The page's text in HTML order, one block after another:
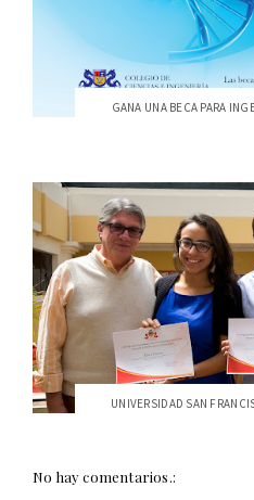
GANA UNA BECA PARA
UNIVERSIDAD SAN
No hay comentarios.: